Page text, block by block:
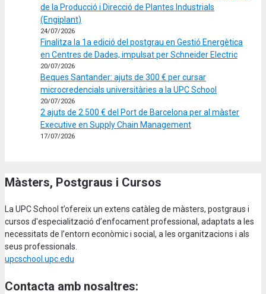
de la Producció i Direcció de Plantes Industrials
(Engiplant)
24/07/2026
Finalitza la 1a edició del postgrau en Gestió Energètica
en Centres de Dades, impulsat per Schneider Electric
20/07/2026
Beques Santander: ajuts de 300 € per cursar
microcredencials universitàries a la UPC School
20/07/2026
2 ajuts de 2.500 € del Port de Barcelona per al màster
Executive en Supply Chain Management
17/07/2026
Màsters, Postgraus i Cursos
La UPC School t’ofereix un extens catàleg de màsters, postgraus i
cursos d'especialització d’enfocament professional, adaptats a les
necessitats de l’entorn econòmic i social, a les organitzacions i als
seus professionals.
upcschool.upc.edu
Contacta amb nosaltres: